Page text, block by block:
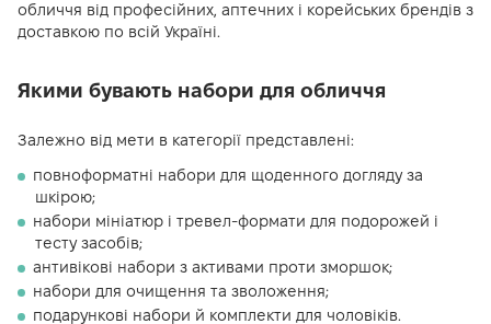
обличчя від професійних, аптечних і корейських брендів з
доставкою по всій Україні.
Якими бувають набори для обличчя
Залежно від мети в категорії представлені:
повноформатні набори для щоденного догляду за
шкірою;
набори мініатюр і тревел-формати для подорожей і
тесту засобів;
антивікові набори з активами проти зморшок;
набори для очищення та зволоження;
подарункові набори й комплекти для чоловіків.